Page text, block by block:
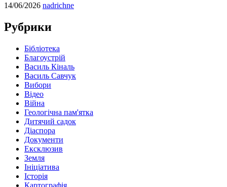
14/06/2026 nadrichne
Рубрики
Бібліотека
Благоустрій
Василь Кіналь
Василь Савчук
Вибори
Відео
Війна
Геологічна пам'ятка
Дитячий садок
Діаспора
Документи
Ексклюзив
Земля
Ініціатива
Історія
Картографія